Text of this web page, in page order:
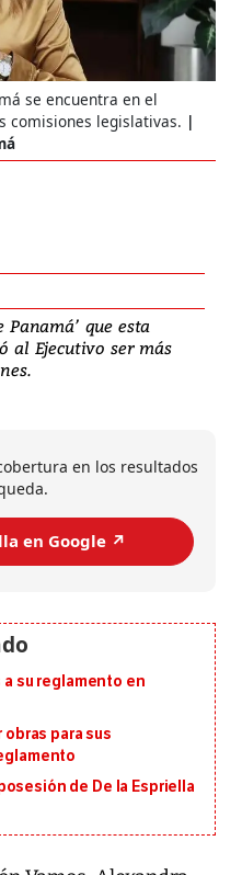
se encuentra en el
comisiones legislativas.
Panamá’ que esta
al Ejecutivo ser más
en los resultados
en Google ↗️
su reglamento en
para sus
de De la Espriella